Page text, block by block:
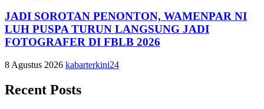
JADI SOROTAN PENONTON, WAMENPAR NI
LUH PUSPA TURUN LANGSUNG JADI
FOTOGRAFER DI FBLB 2026
8 Agustus 2026 kabarterkini24
Recent Posts